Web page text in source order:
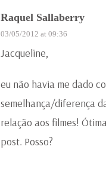
Raquel Sallaberry
03/05/2012 at 09:36
Jacqueline,
eu não havia me dado
semelhança/diferença
relação aos filmes!
post. Posso?